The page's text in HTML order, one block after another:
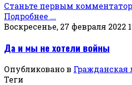
Станьте первым
Подробнее ...
Воскресенье, 27 февраля 2022
Да и мы не хотели войны
Опубликовано в Гражданская
Теги